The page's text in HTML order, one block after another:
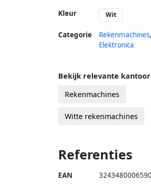
Kleur Wit
Categorie Rekenmachines,
Elektronica
Bekijk relevante
Rekenmachines
Witte rekenmachines
Referenties
EAN 3243480006590